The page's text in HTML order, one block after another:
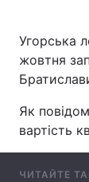
Головна
Україна
Економіка
Спорт
Угорська
жовтня
Як
вартість
ЧИТАЙТЕ